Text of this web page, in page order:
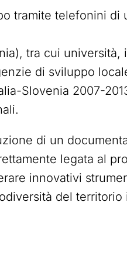
tramite telefonini di
tra cui università,
di sviluppo
Slovenia 2007-
di un
legata al
innovativi
del territorio